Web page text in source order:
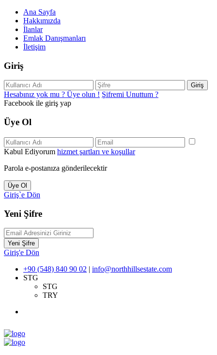
Ana Sayfa
Hakkımızda
İlanlar
Emlak Danışmanları
İletişim
Giriş
Giriş
Hesabınız yok mu ? Üye olun ! Şifremi Unuttum ?
Facebook ile giriş yap
Üye Ol
Kabul Ediyorum hizmet şartları ve koşullar
Parola e-postanıza gönderilecektir
Üye Ol
Giriş`e Dön
Yeni Şifre
Yeni Şifre
Giriş'e Dön
+90 (548) 840 90 02 | info@northhillsestate.com
STG
STG
TRY